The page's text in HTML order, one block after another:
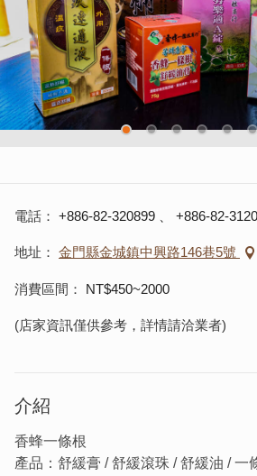
電話 +886-82-320899 +886-82-
地址 金門縣金城鎮中興路146巷5號
消費區間 NT$450~2000
(店家資訊僅供參考，詳情請洽業者)
介紹
香蜂一條根
產品：舒緩膏 / 舒緩滾珠 / 舒緩油 / 一